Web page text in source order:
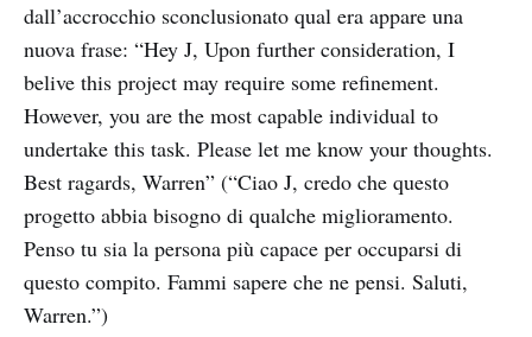
dall’accrocchio sconclusionato qual era appare una
nuova frase: “Hey J, Upon further consideration, I
belive this project may require some refinement.
However, you are the most capable individual to
undertake this task. Please let me know your thoughts.
Best ragards, Warren” (“Ciao J, credo che questo
progetto abbia bisogno di qualche miglioramento.
Penso tu sia la persona più capace per occuparsi di
questo compito. Fammi sapere che ne pensi. Saluti,
Warren.”)